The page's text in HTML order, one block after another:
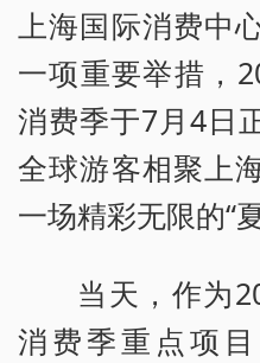
上海国际消费中
一项重要举措，
消费季于7月4日
全球游客相聚上
一场精彩无限的“
当天，作为
消费季重点项